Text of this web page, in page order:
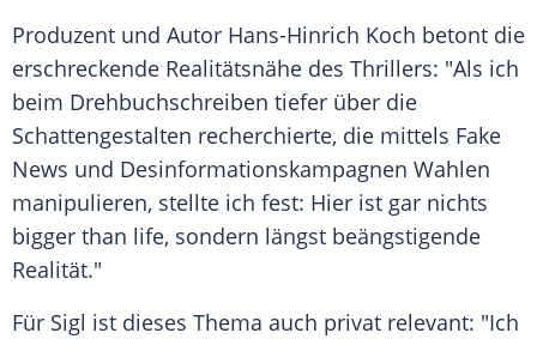
Produzent und Autor Hans-Hinrich Koch betont die
erschreckende Realitätsnähe des Thrillers: "Als ich
beim Drehbuchschreiben tiefer über die
Schattengestalten recherchierte, die mittels Fake
News und Desinformationskampagnen Wahlen
manipulieren, stellte ich fest: Hier ist gar nichts
bigger than life, sondern längst beängstigende
Realität."
Für Sigl ist dieses Thema auch privat relevant: "Ich